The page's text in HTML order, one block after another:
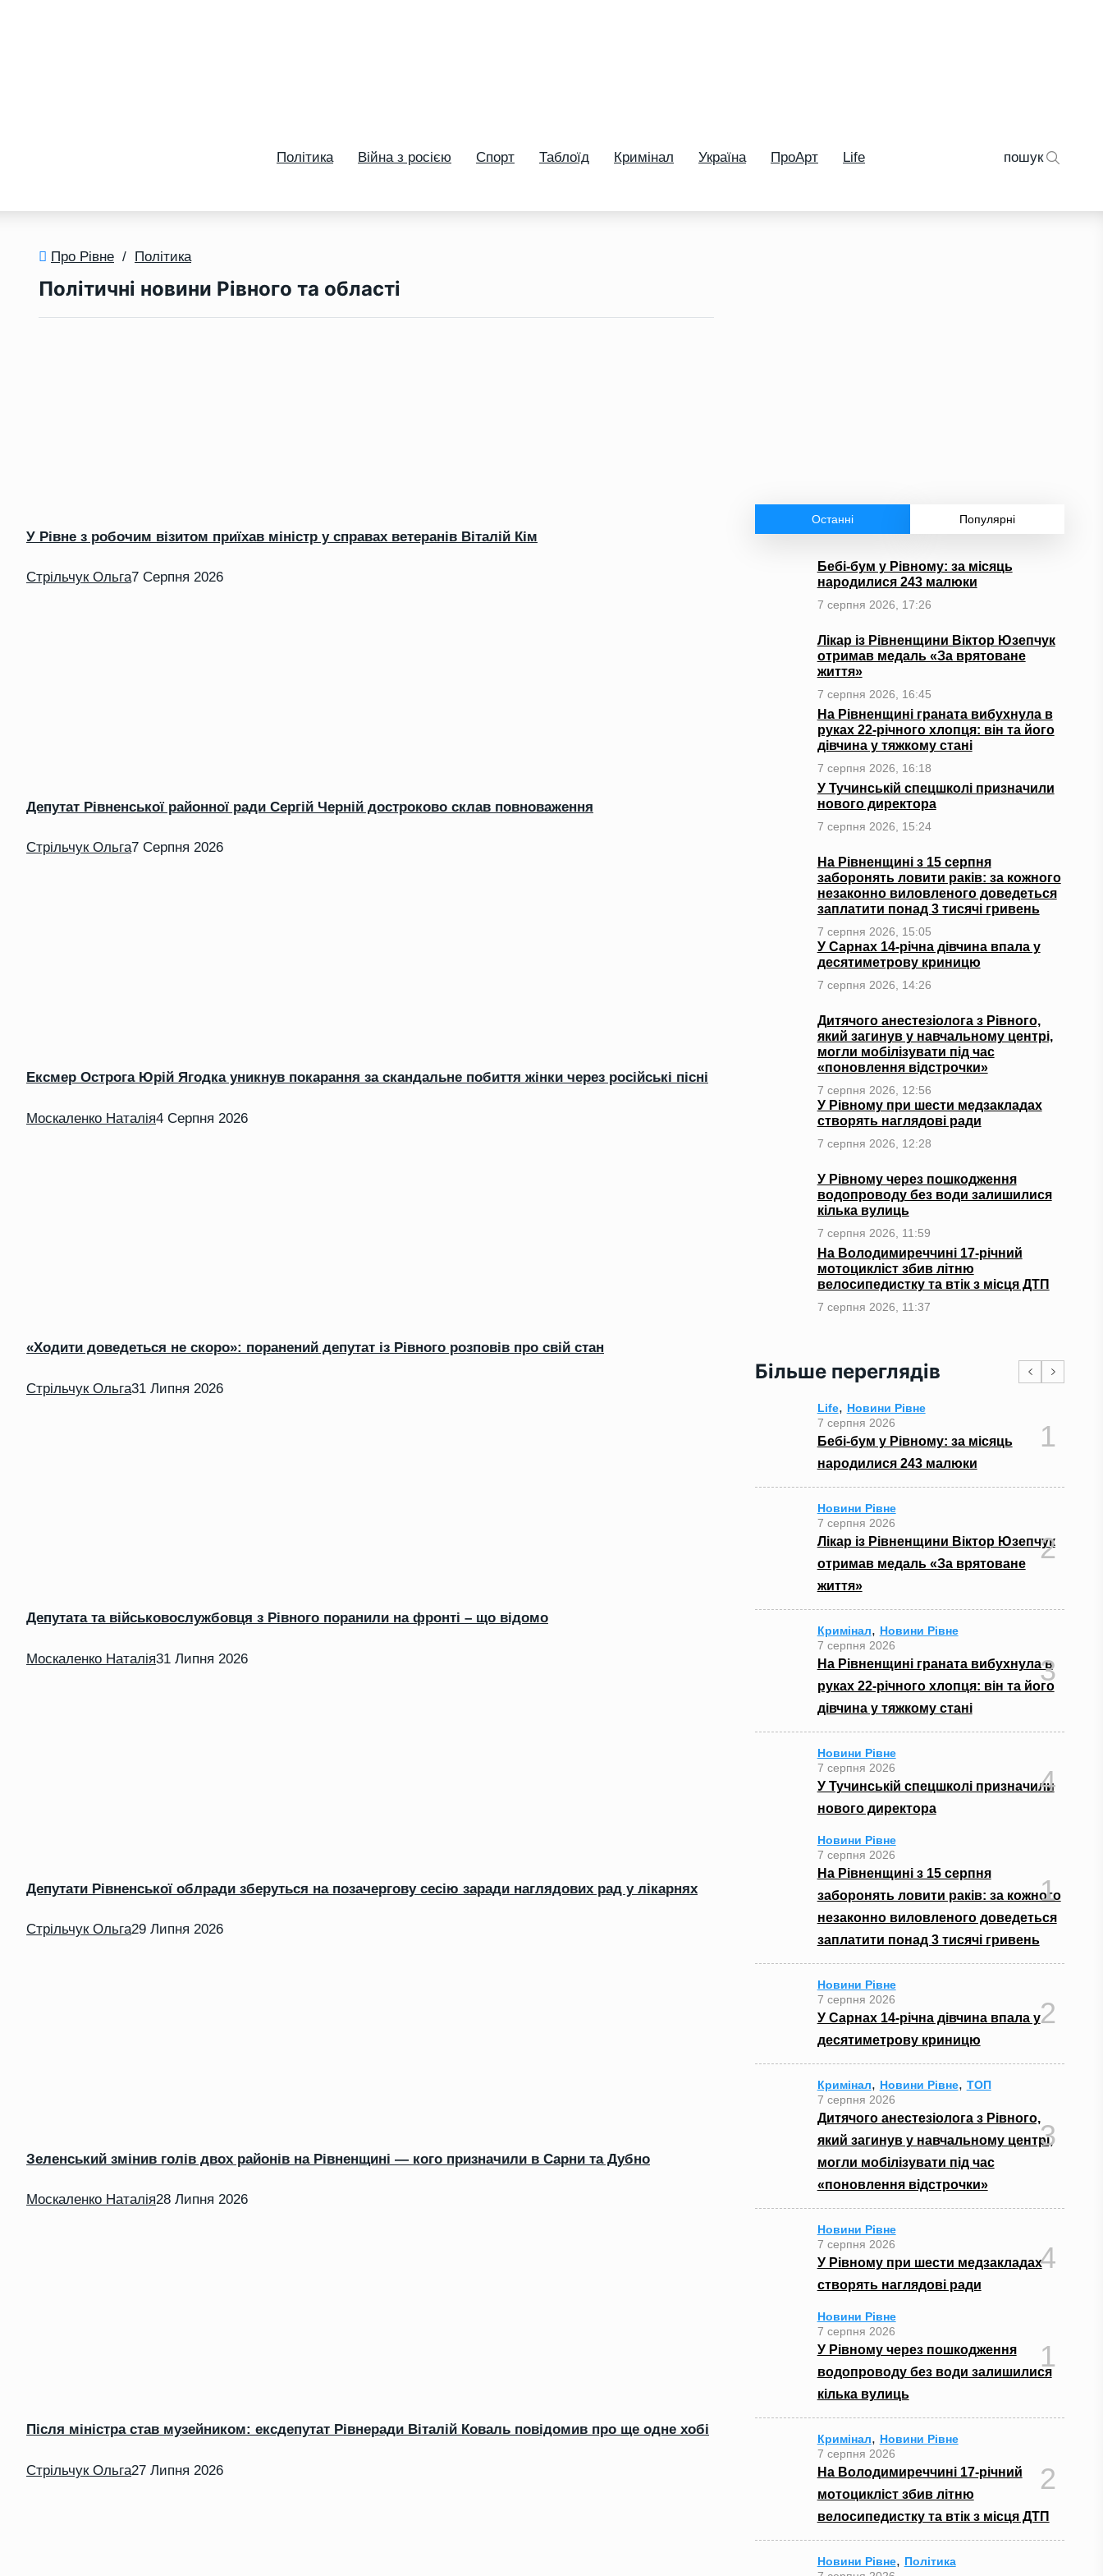
Політика Війна з росією Спорт Таблоїд Кримінал Україна ПроАрт Life пошук
Про Рівне / Політика
Політичні новини Рівного та області
У Рівне з робочим візитом приїхав міністр у справах ветеранів Віталій Кім
Стрільчук Ольга7 Серпня 2026
Депутат Рівненської районної ради Сергій Черній достроково склав повноваження
Стрільчук Ольга7 Серпня 2026
Ексмер Острога Юрій Ягодка уникнув покарання за скандальне побиття жінки через російські пісні
Москаленко Наталія4 Серпня 2026
«Ходити доведеться не скоро»: поранений депутат із Рівного розповів про свій стан
Стрільчук Ольга31 Липня 2026
Депутата та військовослужбовця з Рівного поранили на фронті – що відомо
Москаленко Наталія31 Липня 2026
Депутати Рівненської облради зберуться на позачергову сесію заради наглядових рад у лікарнях
Стрільчук Ольга29 Липня 2026
Зеленський змінив голів двох районів на Рівненщині — кого призначили в Сарни та Дубно
Москаленко Наталія28 Липня 2026
Після міністра став музейником: ексдепутат Рівнеради Віталій Коваль повідомив про ще одне хобі
Стрільчук Ольга27 Липня 2026
Останні Популярні
Бебі-бум у Рівному: за місяць
народилися 243 малюки
7 серпня 2026, 17:26
Лікар із Рівненщини Віктор Юзепчук
отримав медаль «За врятоване
життя»
7 серпня 2026, 16:45
На Рівненщині граната вибухнула в
руках 22-річного хлопця: він та його
дівчина у тяжкому стані
7 серпня 2026, 16:18
У Тучинській спецшколі призначили
нового директора
7 серпня 2026, 15:24
На Рівненщині з 15 серпня
заборонять ловити раків: за кожного
незаконно виловленого доведеться
заплатити понад 3 тисячі гривень
7 серпня 2026, 15:05
У Сарнах 14-річна дівчина впала у
десятиметрову криницю
7 серпня 2026, 14:26
Дитячого анестезіолога з Рівного,
який загинув у навчальному центрі,
могли мобілізувати під час
«поновлення відстрочки»
7 серпня 2026, 12:56
У Рівному при шести медзакладах
створять наглядові ради
7 серпня 2026, 12:28
У Рівному через пошкодження
водопроводу без води залишилися
кілька вулиць
7 серпня 2026, 11:59
На Володимиреччині 17-річний
мотоцикліст збив літню
велосипедистку та втік з місця ДТП
7 серпня 2026, 11:37
Більше переглядів
Life, Новини Рівне
7 серпня 2026
Бебі-бум у Рівному: за місяць
народилися 243 малюки
1
Новини Рівне
7 серпня 2026
Лікар із Рівненщини Віктор Юзепчук
отримав медаль «За врятоване
життя»
2
Кримінал, Новини Рівне
7 серпня 2026
На Рівненщині граната вибухнула в
руках 22-річного хлопця: він та його
дівчина у тяжкому стані
3
Новини Рівне
7 серпня 2026
У Тучинській спецшколі призначили
нового директора
4
Новини Рівне
7 серпня 2026
На Рівненщині з 15 серпня
заборонять ловити раків: за кожного
незаконно виловленого доведеться
заплатити понад 3 тисячі гривень
1
Новини Рівне
7 серпня 2026
У Сарнах 14-річна дівчина впала у
десятиметрову криницю
2
Кримінал, Новини Рівне, ТОП
7 серпня 2026
Дитячого анестезіолога з Рівного,
який загинув у навчальному центрі,
могли мобілізувати під час
«поновлення відстрочки»
3
Новини Рівне
7 серпня 2026
У Рівному при шести медзакладах
створять наглядові ради
4
Новини Рівне
7 серпня 2026
У Рівному через пошкодження
водопроводу без води залишилися
кілька вулиць
1
Кримінал, Новини Рівне
7 серпня 2026
На Володимиреччині 17-річний
мотоцикліст збив літню
велосипедистку та втік з місця ДТП
2
Новини Рівне, Політика